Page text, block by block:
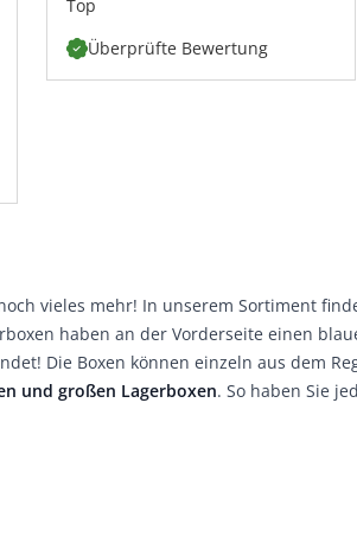
Top
Überprüfte Bewertung
vieles mehr! In unserem Sortiment
haben an der Vorderseite einen
Die Boxen können einzeln aus dem
und großen Lagerboxen. So haben Sie